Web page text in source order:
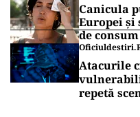
Canicula
Europei și
de consum
Atacurile
repetă